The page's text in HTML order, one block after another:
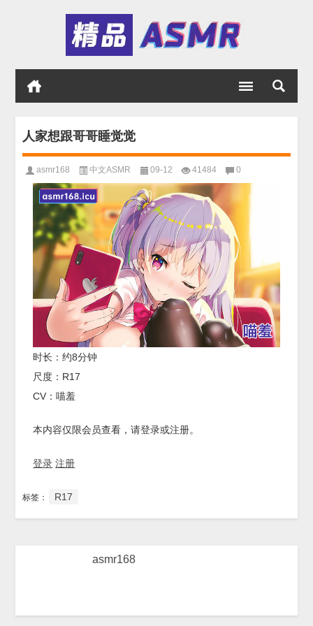
人家想跟哥哥睡觉觉
asmr168 中文ASMR 09-12 41484 0
时长：约8分钟
尺度：R17
CV：喵羞
本内容仅限会员查看，请登录或注册。
登录 注册
标签： R17
asmr168